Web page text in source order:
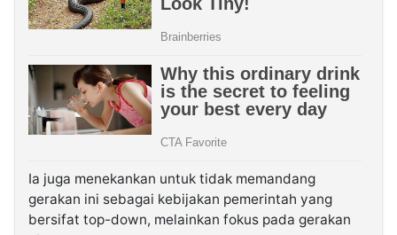
Ia juga menekankan untuk tidak memandang
gerakan ini sebagai kebijakan pemerintah yang
bersifat top-down, melainkan fokus pada gerakan